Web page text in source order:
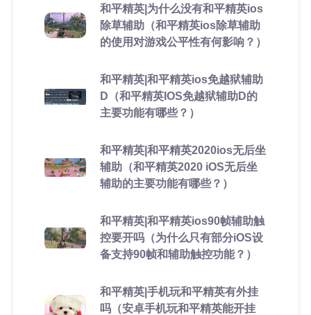
和平精英|为什么没有和平精英ios
除草辅助（和平精英ios除草辅助
的使用对游戏公平性有何影响？）
和平精英|和平精英ios免越狱辅助
D（和平精英IOS免越狱辅助D的
主要功能有哪些？）
和平精英|和平精英2020ios无后坐
辅助（和平精英2020 iOS无后坐
辅助的主要功能有哪些？）
和平精英|和平精英ios90帧辅助触
控要开吗（为什么只有部分iOS设
备支持90帧和辅助触控功能？）
和平精英|手机玩和平精英有外挂
吗（安卓手机玩和平精英能开挂